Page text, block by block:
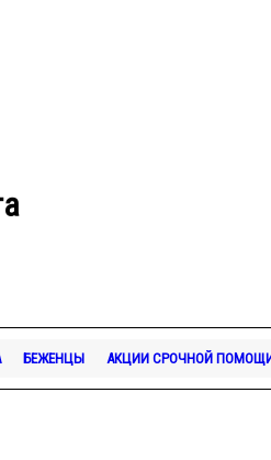
БЕЖЕНЦЫ АКЦИИ СРОЧНОЙ